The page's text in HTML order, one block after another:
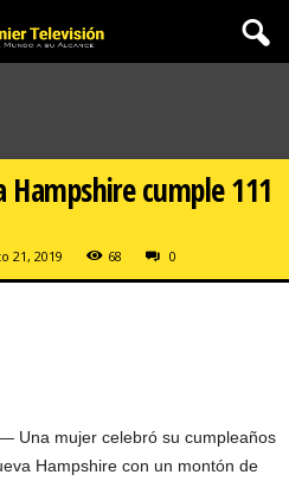
cumple 111
21, 2019 68 0
Una mujer celebró su cumpleaños
Hampshire con un montón de